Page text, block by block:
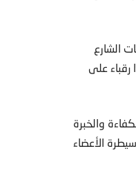
الشارع
رقباء على
والخبرة
الأعضاء